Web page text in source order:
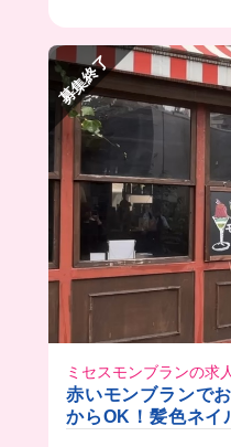
募集終了
ミセスモンブランの求
赤いモンブランで
からOK！髪色ネイ